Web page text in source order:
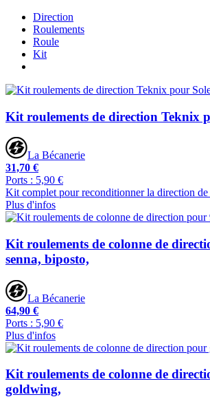
Direction
Roulements
Roule
Kit
Kit roulements de direction Teknix
La Bécanerie
31,70 €
Ports : 5,90 €
Kit complet pour reconditionner la direction
Plus d'infos
Kit roulements de colonne de
senna, biposto,
La Bécanerie
64,90 €
Ports : 5,90 €
Plus d'infos
Kit roulements de colonne de
goldwing,